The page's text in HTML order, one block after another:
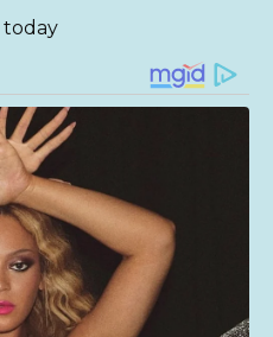
today